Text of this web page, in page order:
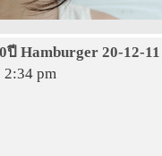
Hamburger 20-12-11
pm